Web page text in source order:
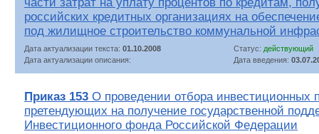
российских кредитных организациях на
под жилищное строительство коммунальной
Дата актуализации текста: 01.10.2008 Статус: действующий
Дата актуализации описания:
Дата введения:
Приказ 153 О проведении отбора инвестиционных
претендующих на получение государственной
Инвестиционного фонда Российской Федерации